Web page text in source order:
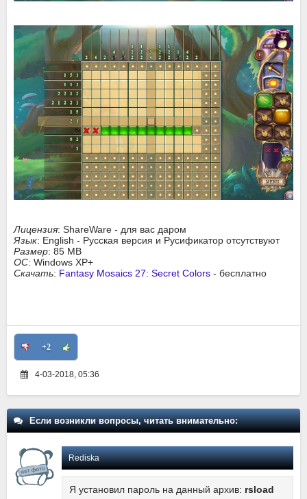
Лицензия: ShareWare - для вас даром
Язык: English - Русская версия и Русификатор отсутствуют
Размер: 85 MB
ОС: Windows XP+
Скачать: Fantasy Mosaics 27: Secret Colors - бесплатно
+2
4-03-2018, 05:36
Если возникли вопросы, читать внимательно:
Rediska
Я установил пароль на данный архив: rsload